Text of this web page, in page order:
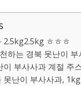
2.5kg2.5kg ㅎㅎㅎ
하는 경북 못난이
이 부사사과 계절 주
못난이 부사사과,